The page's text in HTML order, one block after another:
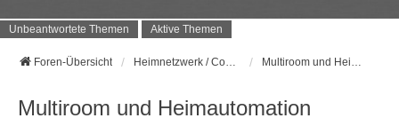
Unbeantwortete Themen Aktive Themen
Foren-Übersicht Heimnetzwerk / Computer Multiroom und Heimautomation
Multiroom und Heimautomation